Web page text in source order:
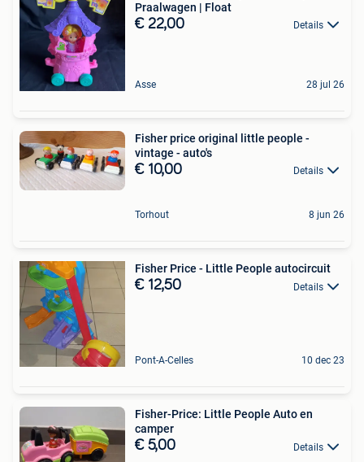
Praalwagen | Float
€ 22,00 Details
Asse 28 jul 26
Fisher price original little people -
vintage - auto's
€ 10,00 Details
Torhout 8 jun 26
Fisher Price - Little People autocircuit
€ 12,50 Details
Pont-A-Celles 10 dec 23
Fisher-Price: Little People Auto en
camper
€ 5,00 Details